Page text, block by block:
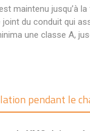
maintenu jusqu’à
du conduit qui
une classe A,
pendant le